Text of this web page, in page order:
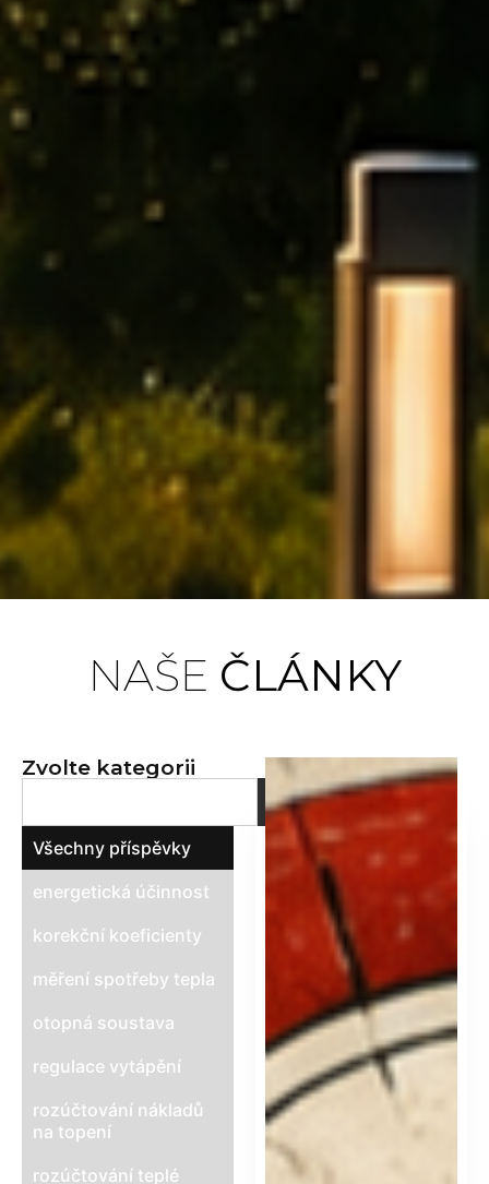
Bilanční
metoda
pro spravedlivé
rozúčtování tepla
NAŠE ČLÁNKY
Zvolte kategorii
energetická účinnost
korekční koeficienty
měření spotřeby tepla
otopná soustava
regulace vytápění
rozúčtování nákladů
na topení
rozúčtování teplé
Všechny příspěvky